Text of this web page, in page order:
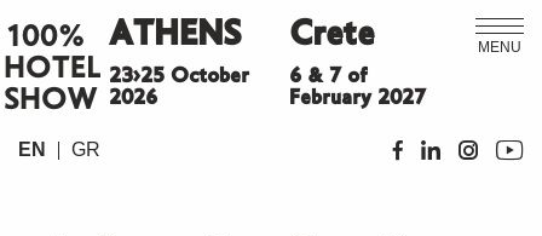
MENU
100%
HOTEL
SHOW
ATHENS
23>25 October
2026
Crete
6 & 7 of
February 2027
EN GR